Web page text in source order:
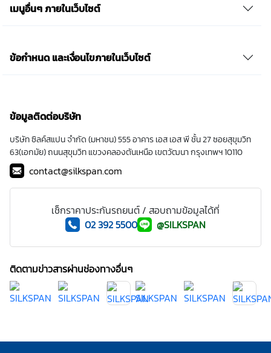
เมนูอื่นๆ ภายในเว็บไซต์
ข้อกำหนด และเงื่อนไขภายในเว็บไซต์
ข้อมูลติดต่อบริษัท
บริษัท ซิลค์สแปน จำกัด (มหาชน) 555 อาคาร เอส เอส พี ชั้น 27 ซอยสุขุมวิท
63(เอกมัย) ถนนสุขุมวิท แขวงคลองตันเหนือ เขตวัฒนา กรุงเทพฯ 10110
contact@silkspan.com
เช็กราคาประกันรถยนต์ / สอบถามข้อมูลได้ที่
02 392 5500
@SILKSPAN
ติดตามข่าวสารผ่านช่องทางอื่นๆ